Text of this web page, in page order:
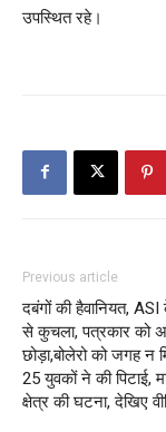
उपस्थित रहे।
Previous article
दबंगों की हैवानियत,
से कुचला, पत्रकार को
छोड़ा,बोलेरो को जगह न
25 युवकों ने की पिटाई,
क्षेत्र की घटना, देखिए